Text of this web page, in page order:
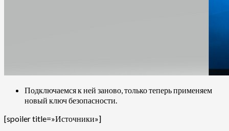
Подключаемся к ней заново, только теперь применяем
новый ключ безопасности.
[spoiler title=»Источники»]